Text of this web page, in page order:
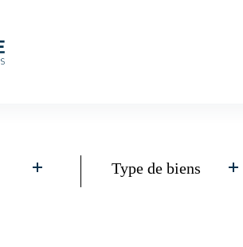
Type de biens